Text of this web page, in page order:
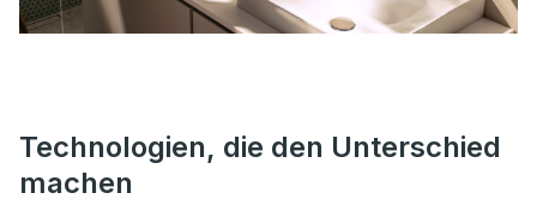
Technologien, die den Unterschied
machen